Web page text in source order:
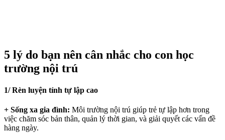
5 lý do bạn nên cân nhắc cho con học
trường nội trú
1/ Rèn luyện tính tự lập cao
+ Sống xa gia đình: Môi trường nội trú giúp trẻ tự lập hơn trong
việc chăm sóc bản thân, quản lý thời gian, và giải quyết các vấn đề
hàng ngày.